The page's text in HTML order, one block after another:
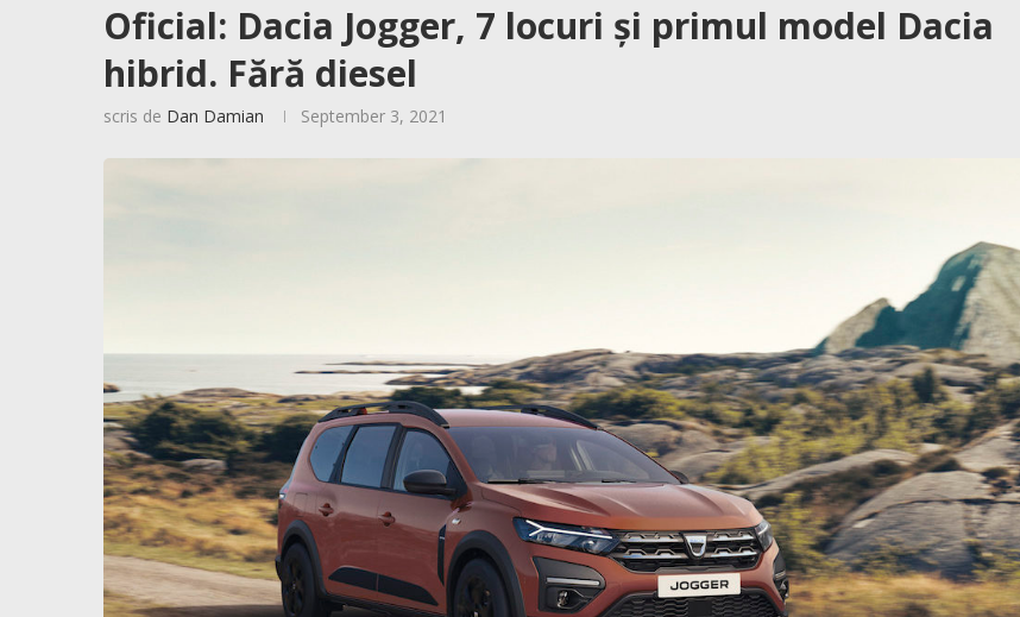
Oficial: Dacia Jogger, 7 locuri și primul model Dacia
hibrid. Fără diesel
scris de Dan Damian September 3, 2021